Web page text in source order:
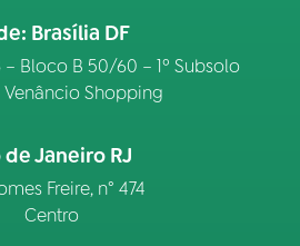
Brasília DF
– Bloco B 50/60 – 1º Subsolo
Shopping
de Janeiro RJ
Freire, n° 474
Centro